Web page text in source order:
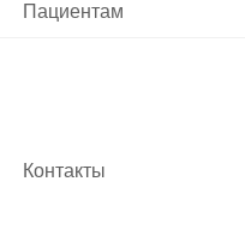
Пациентам
Контакты